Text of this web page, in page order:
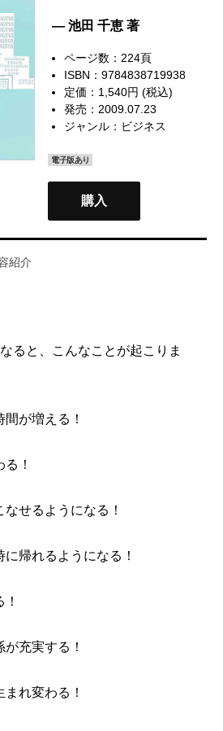
— 池田 千恵 著
ページ数：224頁
ISBN：9784838719938
定価：1,540円 (税込)
発売：2009.07.23
ジャンル： ビジネス
電子版あり
購入
紹介
ると、こんなことが起こりま
間が増える！
！
なせるようになる！
に帰れるようになる！
が充実する！
まれ変わる！